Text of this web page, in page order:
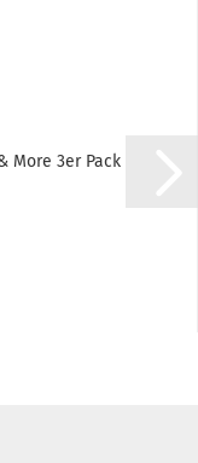
More 3er Pack